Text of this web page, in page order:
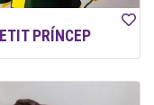
PRÍNCEP